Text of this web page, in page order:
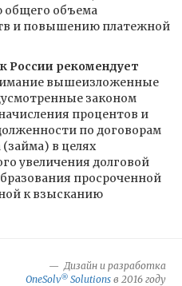
общего объема
и повышению платежной
России рекомендует
вышеизложенные
законом
процентов и
по договорам
в целях
увеличения долговой
просроченной
к взысканию
Дизайн и разработка
OneSolv® Solutions в 2016 году